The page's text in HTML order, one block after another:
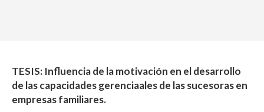
TESIS: Influencia de la motivación en el desarrollo
de las capacidades gerenciaales de las sucesoras en
empresas familiares.